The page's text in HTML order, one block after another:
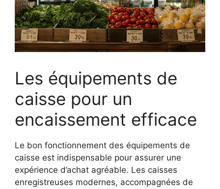
Les équipements de
caisse pour un
encaissement efficace
Le bon fonctionnement des équipements de
caisse est indispensable pour assurer une
expérience d’achat agréable. Les caisses
enregistreuses modernes, accompagnées de